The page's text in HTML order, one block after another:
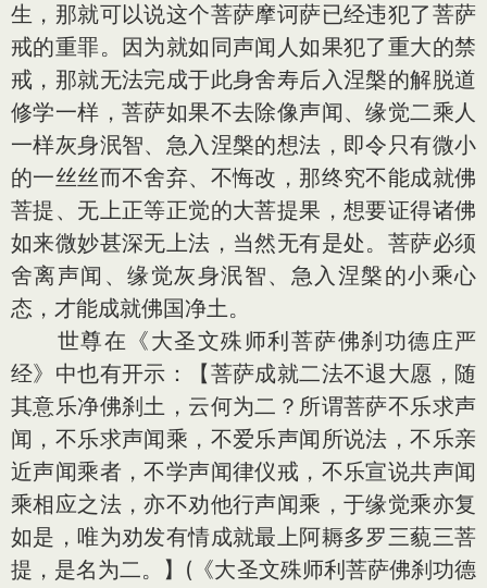
生，那就可以说这个菩萨摩诃萨已经违犯了菩萨
戒的重罪。因为就如同声闻人如果犯了重大的禁
戒，那就无法完成于此身舍寿后入涅槃的解脱道
修学一样，菩萨如果不去除像声闻、缘觉二乘人
一样灰身泯智、急入涅槃的想法，即令只有微小
的一丝丝而不舍弃、不悔改，那终究不能成就佛
菩提、无上正等正觉的大菩提果，想要证得诸佛
如来微妙甚深无上法，当然无有是处。菩萨必须
舍离声闻、缘觉灰身泯智、急入涅槃的小乘心
态，才能成就佛国净土。
世尊在《大圣文殊师利菩萨佛刹功德庄严
经》中也有开示：【菩萨成就二法不退大愿，随
其意乐净佛刹土，云何为二？所谓菩萨不乐求声
闻，不乐求声闻乘，不爱乐声闻所说法，不乐亲
近声闻乘者，不学声闻律仪戒，不乐宣说共声闻
乘相应之法，亦不劝他行声闻乘，于缘觉乘亦复
如是，唯为劝发有情成就最上阿耨多罗三藐三菩
提，是名为二。】(《大圣文殊师利菩萨佛刹功德